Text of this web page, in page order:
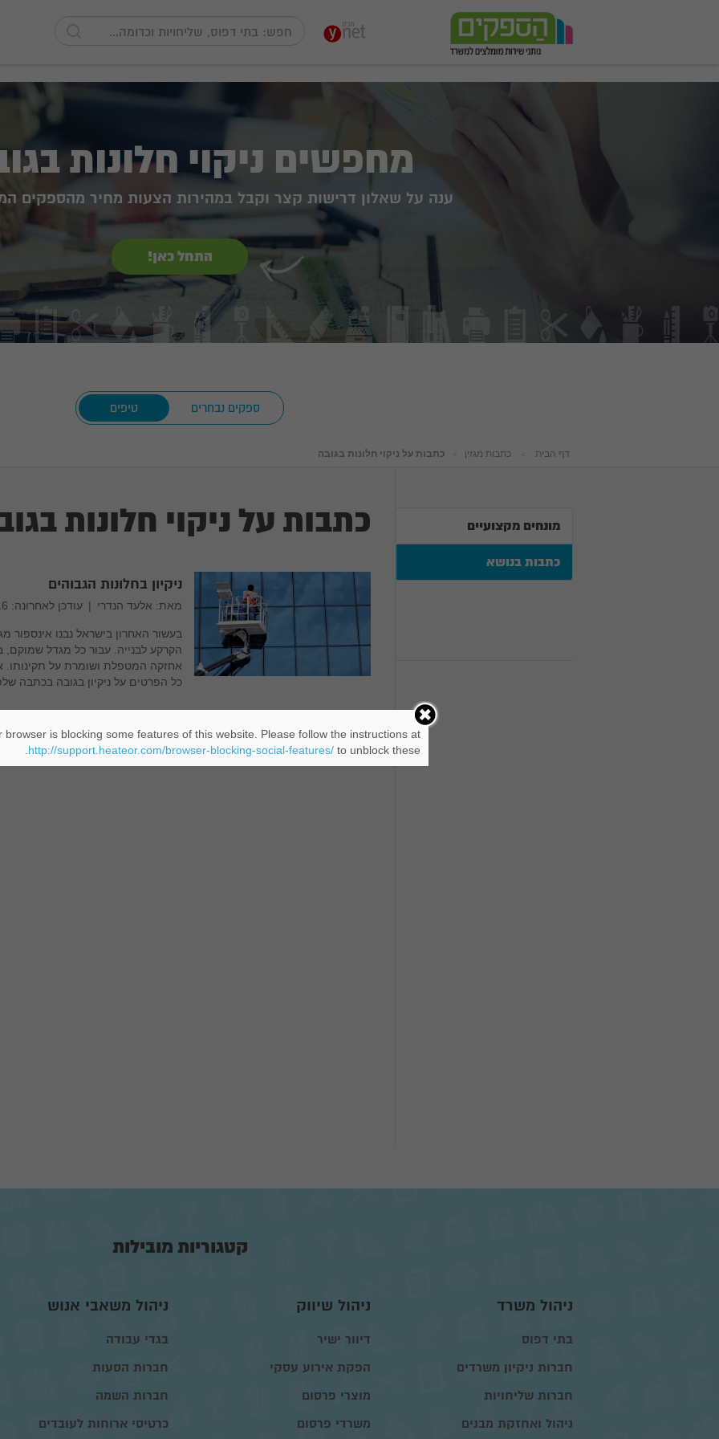
מחפשים ניקוי חלונות
ענה על שאלון דרישות קצר וקבל במהירות הצעות מחיר מהספקים
התחל כאן!
ספקים נבחרים טיפים
דף הבית כתבות מגזין כתבות על ניקוי חלונות בגובה
מונחים מקצועיים
כתבות בנושא
כתבות על ניקוי חלונות
ניקיון בחלונות הגבוהים
מאת: אלעד הנדרי | עודכן לאחרונה: 18/08/2016
בעשור האחרון בישראל נבנו אינספור
הקרקע לבנייה. עבור כל מגדל שמוקם,
כל הפרטים על ניקיון בגובה בכתבה
קטגוריות מובילות
ניהול משרד
בתי דפוס
חברות ניקיון משרדים
חברות שליחויות
ניהול ואחזקת מבנים
ניהול שיווק
דיוור ישיר
הפקת אירוע עסקי
מוצרי פרסום
משרדי פרסום
ניהול משאבי אנוש
בגדי עבודה
חברות הסעות
חברות השמה
כרטיסי ארוחות לעובדים
browser is blocking some features of this website. Please follow the instructions at
http://support.heateor.com/browser-blocking-social-features/to unblock these.